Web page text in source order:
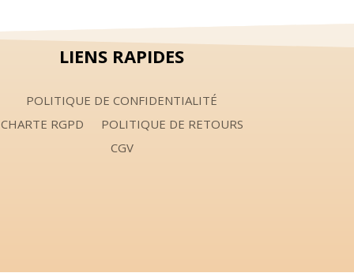
LIENS RAPIDES
POLITIQUE DE CONFIDENTIALITÉ
CHARTE RGPD
POLITIQUE DE RETOURS
CGV